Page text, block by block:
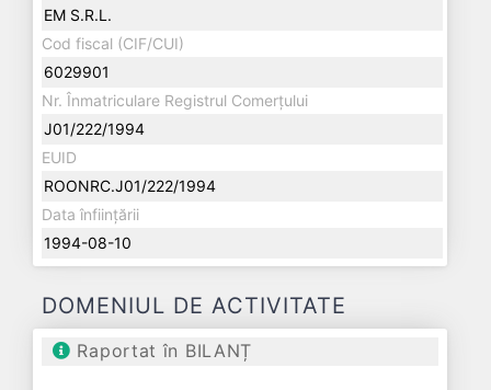
EM S.R.L.
Cod fiscal (CIF/CUI)
6029901
Nr. Înmatriculare Registrul Comerțului
J01/222/1994
EUID
ROONRC.J01/222/1994
Data înființării
1994-08-10
DOMENIUL DE ACTIVITATE
Raportat în BILANȚ